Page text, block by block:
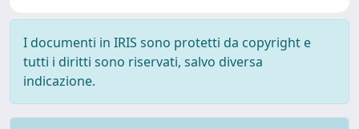
I documenti in IRIS sono protetti da copyright e
tutti i diritti sono riservati, salvo diversa
indicazione.